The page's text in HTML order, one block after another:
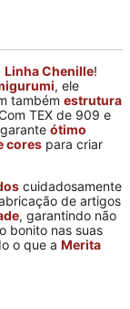
Linha Chenille!
, ele
também estrutura
TEX de 909 e
ótimo
cores para criar
cuidadosamente
de artigos
, garantindo não
bonito nas suas
o que a Merita